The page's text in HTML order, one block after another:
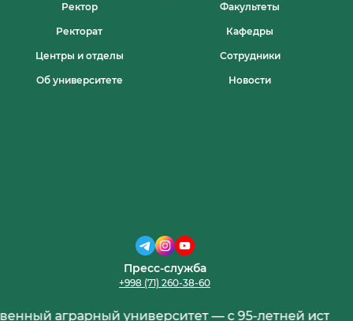
Ректор Факультеты
Ректорат Кафедры
Центры и отделы Сотрудники
Об университете Новости
Пресс-служба
+998 (71) 260-38-60
университет — с 95-летней историей,